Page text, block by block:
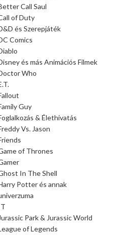
Call Saul
of Duty
és Szerepjáték
Comics
és más Animációs Filmek
Who
Guy
& Élethivatás
Vs. Jason
of Thrones
In The Shell
Potter és annak
Jurassic Park & Jurassic World
of Legends